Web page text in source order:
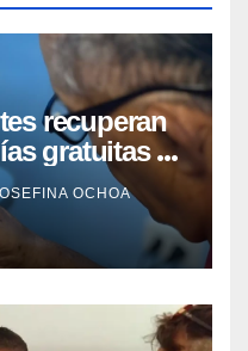
recuperan
gratuitas de
OCHOA